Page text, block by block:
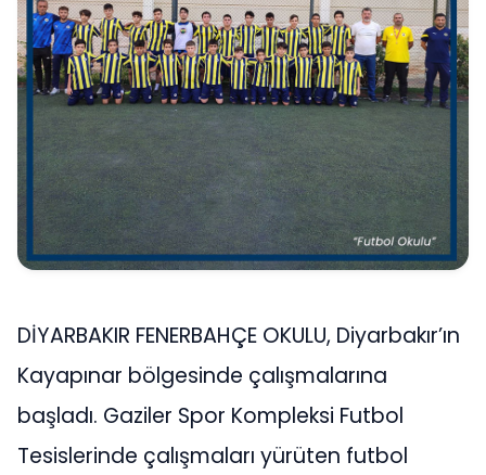
DİYARBAKIR FENERBAHÇE OKULU, Diyarbakır’ın
Kayapınar bölgesinde çalışmalarına
başladı. Gaziler Spor Kompleksi Futbol
Tesislerinde çalışmaları yürüten futbol